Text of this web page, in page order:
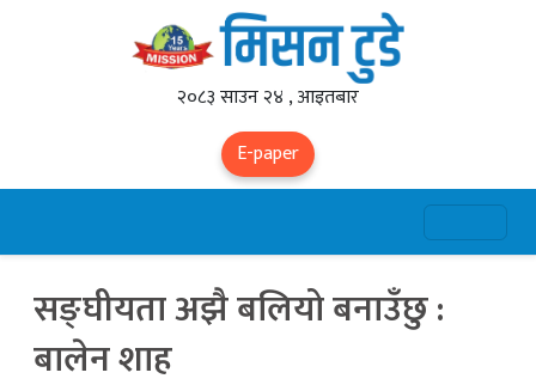
२०८३ साउन २४ , आइतबार
E-paper
सङ्घीयता अझै बलियो बनाउँछु :
बालेन शाह